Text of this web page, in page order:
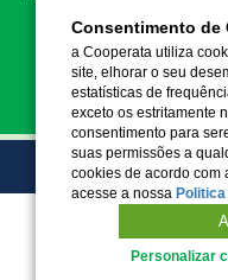
© 2022 COOPERATA.
Consentimento de
a Cooperata utiliza
site, elhorar o seu
estatísticas de
exceto os estritamente
consentimento para
suas permissões a
cookies de acordo com
acesse a nossa
Personalizar